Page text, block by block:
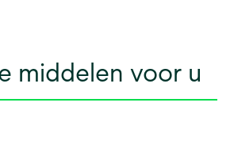
middelen voor u